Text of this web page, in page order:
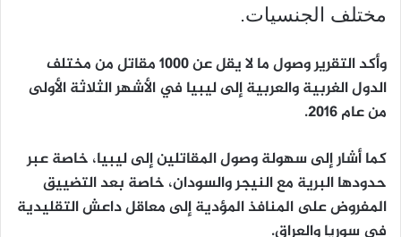
مختلف الجنسيات.
وأكد التقرير وصول ما لا يقل عن 1000 مقاتل من مختلف
الدول الغربية والعربية إلى ليبيا في الأشهر الثلاثة الأولى
من عام 2016.
كما أشار إلى سهولة وصول المقاتلين إلى ليبيا، خاصة عبر
حدودها البرية مع النيجر والسودان، خاصة بعد التضييق
المفروض على المنافذ المؤدية إلى معاقل داعش التقليدية
في سوريا والعراق.